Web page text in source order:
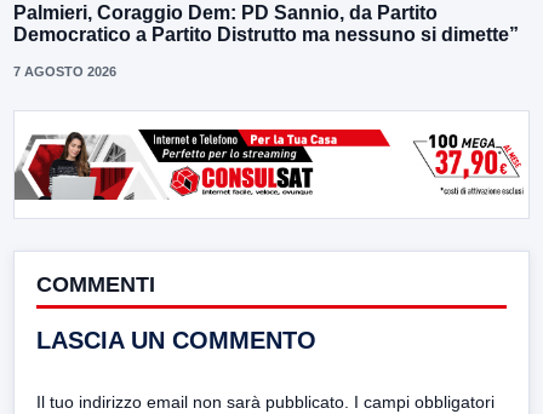
Palmieri, Coraggio Dem: PD Sannio, da Partito
Democratico a Partito Distrutto ma nessuno si dimette”
7 AGOSTO 2026
COMMENTI
LASCIA UN COMMENTO
Il tuo indirizzo email non sarà pubblicato. I campi obbligatori